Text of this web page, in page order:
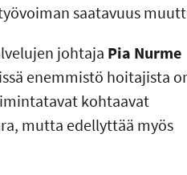
saatavuus
johtaja Pia Nurme
enemmistö hoitajista
kohtaavat
mutta edellyttää myös